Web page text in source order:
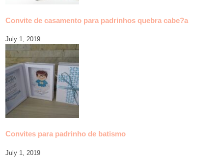
Convite de casamento para padrinhos quebra cabe?a
July 1, 2019
Convites para padrinho de batismo
July 1, 2019